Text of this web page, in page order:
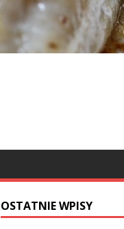
OSTATNIE WPISY